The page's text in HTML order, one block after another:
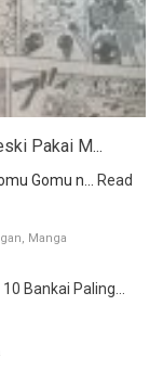
Pakai M...
Gomu n... Read
Manga
Bankai Paling...